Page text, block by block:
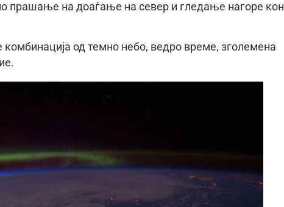
прашање на доаѓање на север и гледање нагоре кон
од темно небо, ведро време, зголемена